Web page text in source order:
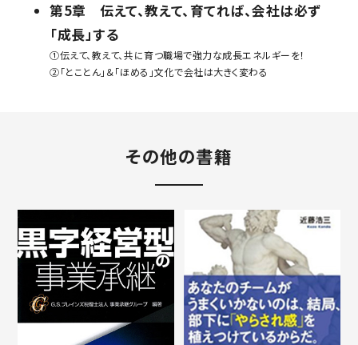
第5章 伝えて、教えて、育てれば、会社は必ず
「成長」する
①伝えて、教えて、共に育つ職場で強力な成長エネルギーを！
②「とことん」＆「ほめる」文化で会社は大きく変わる
その他の書籍